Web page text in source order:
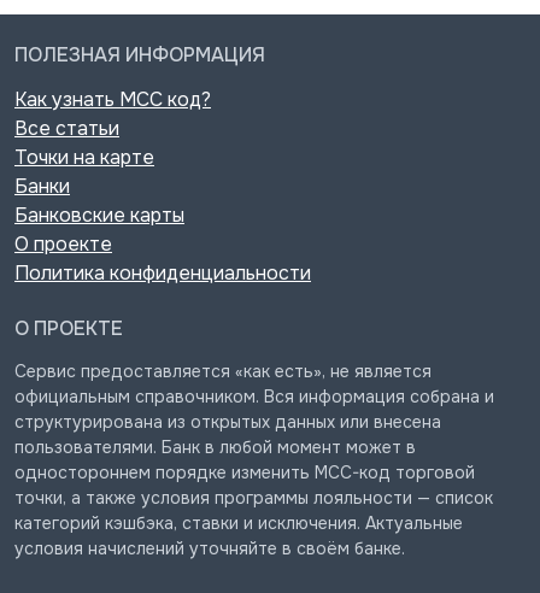
ПОЛЕЗНАЯ ИНФОРМАЦИЯ
Как узнать MCC код?
Все статьи
Точки на карте
Банки
Банковские карты
О проекте
Политика конфиденциальности
О ПРОЕКТЕ
Сервис предоставляется «как есть», не является
официальным справочником. Вся информация собрана и
структурирована из открытых данных или внесена
пользователями. Банк в любой момент может в
одностороннем порядке изменить MCC-код торговой
точки, а также условия программы лояльности — список
категорий кэшбэка, ставки и исключения. Актуальные
условия начислений уточняйте в своём банке.